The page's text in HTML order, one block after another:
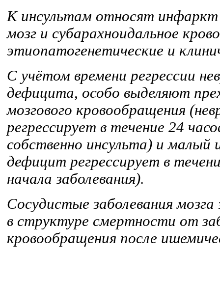
К инсультам относят инфаркт
мозг и субарахноидальное
этиопатогенетические и
С учётом времени регрессии
дефицита, особо выделяют
мозгового кровообращения
регрессирует в течение 24
собственно инсульта) и малый
дефицит регрессирует в
начала заболевания).
Сосудистые заболевания
в структуре смертности от
кровообращения после